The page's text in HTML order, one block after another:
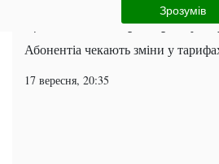
Зрозумів
Ціни на SIM-карти зростуть
Абонентіа чекають зміни у
17 вересня, 20:35